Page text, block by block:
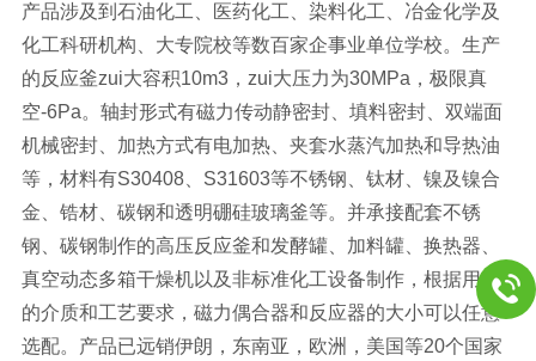
产品涉及到石油化工、医药化工、染料化工、冶金化学及
化工科研机构、大专院校等数百家企事业单位学校。生产
的反应釜zui大容积10m3，zui大压力为30MPa，极限真
空-6Pa。轴封形式有磁力传动静密封、填料密封、双端面
机械密封、加热方式有电加热、夹套水蒸汽加热和导热油
等，材料有S30408、S31603等不锈钢、钛材、镍及镍合
金、锆材、碳钢和透明硼硅玻璃釜等。并承接配套不锈
钢、碳钢制作的高压反应釜和发酵罐、加料罐、换热器、
真空动态多箱干燥机以及非标准化工设备制作，根据用户
的介质和工艺要求，磁力偶合器和反应器的大小可以任意
选配。产品已远销伊朗，东南亚，欧洲，美国等20个国家